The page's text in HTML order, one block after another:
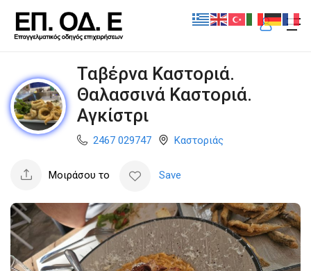
Ταβέρνα Καστοριά.
Θαλασσινά Καστοριά.
Αγκίστρι
2467 029747 Καστοριάς
Μοιράσου το Save